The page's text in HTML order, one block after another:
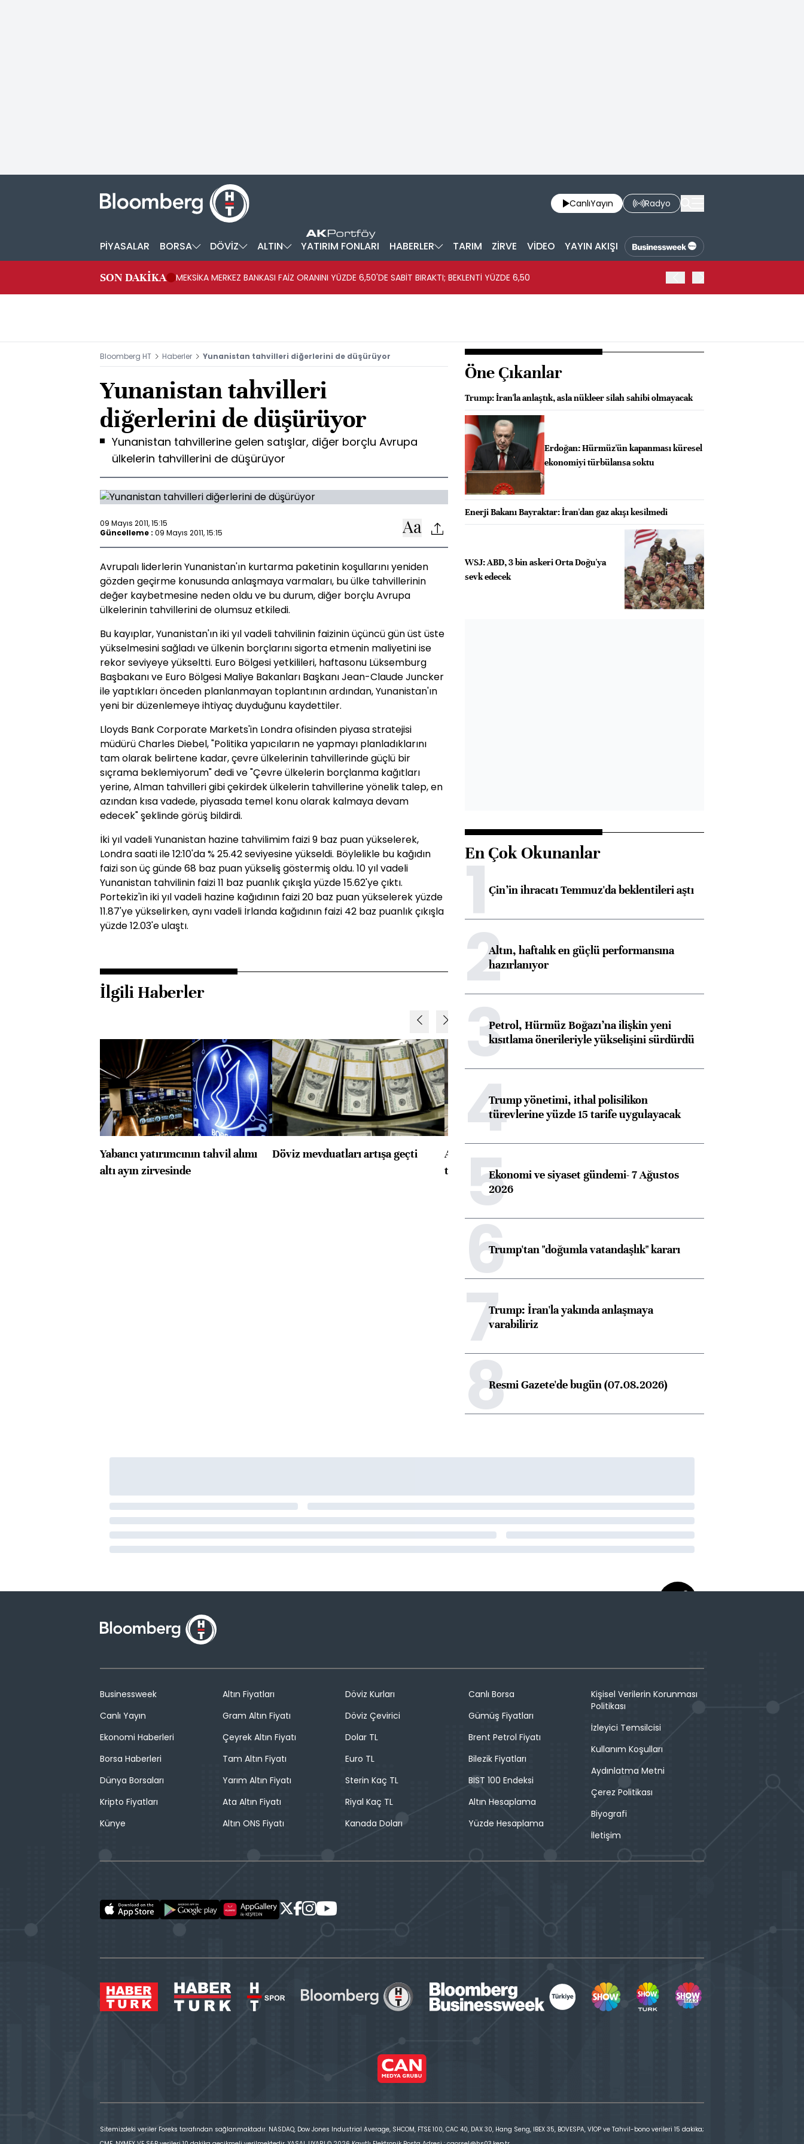
CanlıYayın Radyo
PİYASALAR BORSA DÖVİZ ALTIN YATIRIM FONLARI HABERLER TARIM ZİRVE VİDEO YAYIN AKIŞI
SON DAKİKA MEKSİKA MERKEZ BANKASI FAİZ ORANINI YÜZDE 6,50'DE SABİT BIRAKTI; BEKLENTİ YÜZDE 6,50
Bloomberg HT Haberler Yunanistan tahvilleri diğerlerini de düşürüyor
Yunanistan tahvilleri
diğerlerini de düşürüyor
Yunanistan tahvillerine gelen satışlar, diğer borçlu Avrupa
ülkelerin tahvillerini de düşürüyor
09 Mayıs 2011, 15:15
Güncelleme : 09 Mayıs 2011, 15:15
Avrupalı liderlerin Yunanistan'ın kurtarma paketinin koşullarını yeniden
gözden geçirme konusunda anlaşmaya varmaları, bu ülke tahvillerinin
değer kaybetmesine neden oldu ve bu durum, diğer borçlu Avrupa
ülkelerinin tahvillerini de olumsuz etkiledi.
Bu kayıplar, Yunanistan'ın iki yıl vadeli tahvilinin faizinin üçüncü gün üst üste
yükselmesini sağladı ve ülkenin borçlarını sigorta etmenin maliyetini ise
rekor seviyeye yükseltti. Euro Bölgesi yetkilileri, haftasonu Lüksemburg
Başbakanı ve Euro Bölgesi Maliye Bakanları Başkanı Jean-Claude Juncker
ile yaptıkları önceden planlanmayan toplantının ardından, Yunanistan'ın
yeni bir düzenlemeye ihtiyaç duyduğunu kaydettiler.
Lloyds Bank Corporate Markets'in Londra ofisinden piyasa stratejisi
müdürü Charles Diebel, "Politika yapıcıların ne yapmayı planladıklarını
tam olarak belirtene kadar, çevre ülkelerinin tahvillerinde güçlü bir
sıçrama beklemiyorum" dedi ve "Çevre ülkelerin borçlanma kağıtları
yerine, Alman tahvilleri gibi çekirdek ülkelerin tahvillerine yönelik talep, en
azından kısa vadede, piyasada temel konu olarak kalmaya devam
edecek" şeklinde görüş bildirdi.
İki yıl vadeli Yunanistan hazine tahvilimim faizi 9 baz puan yükselerek,
Londra saati ile 12:10'da % 25.42 seviyesine yükseldi. Böylelikle bu kağıdın
faizi son üç günde 68 baz puan yükseliş göstermiş oldu. 10 yıl vadeli
Yunanistan tahvilinin faizi 11 baz puanlık çıkışla yüzde 15.62'ye çıktı.
Portekiz'in iki yıl vadeli hazine kağıdının faizi 20 baz puan yükselerek yüzde
11.87'ye yükselirken, aynı vadeli İrlanda kağıdının faizi 42 baz puanlık çıkışla
yüzde 12.03'e ulaştı.
İlgili Haberler
Yabancı yatırımcının tahvil alımı
altı ayın zirvesinde
Döviz mevduatları artışa geçti
ABD'de konut başlangıçları
toparlandı
konusunda Unicredit ile
Öne Çıkanlar
Trump: İran'la anlaştık, asla nükleer silah sahibi olmayacak
Erdoğan: Hürmüz'ün kapanması küresel
ekonomiyi türbülansa soktu
Enerji Bakanı Bayraktar: İran'dan gaz akışı kesilmedi
WSJ: ABD, 3 bin askeri Orta Doğu'ya
sevk edecek
En Çok Okunanlar
1Çin’in ihracatı Temmuz'da beklentileri aştı
2Altın, haftalık en güçlü performansına
hazırlanıyor
3Petrol, Hürmüz Boğazı’na ilişkin yeni
kısıtlama önerileriyle yükselişini sürdürdü
4Trump yönetimi, ithal polisilikon
türevlerine yüzde 15 tarife uygulayacak
5Ekonomi ve siyaset gündemi- 7 Ağustos
2026
6Trump'tan "doğumla vatandaşlık" kararı
7Trump: İran'la yakında anlaşmaya
varabiliriz
8Resmi Gazete'de bugün (07.08.2026)
Businessweek
Canlı Yayın
Ekonomi Haberleri
Borsa Haberleri
Dünya Borsaları
Kripto Fiyatları
Künye
Altın Fiyatları
Gram Altın Fiyatı
Çeyrek Altın Fiyatı
Tam Altın Fiyatı
Yarım Altın Fiyatı
Ata Altın Fiyatı
Altın ONS Fiyatı
Döviz Kurları
Döviz Çevirici
Dolar TL
Euro TL
Sterin Kaç TL
Riyal Kaç TL
Kanada Doları
Canlı Borsa
Gümüş Fiyatları
Brent Petrol Fiyatı
Bilezik Fiyatları
BIST 100 Endeksi
Altın Hesaplama
Yüzde Hesaplama
Kişisel Verilerin Korunması
Politikası
İzleyici Temsilcisi
Kullanım Koşulları
Aydınlatma Metni
Çerez Politikası
Biyografi
İletişim
Sitemizdeki veriler Foreks tarafından sağlanmaktadır. NASDAQ, Dow Jones Industrial Average, SHCOM, FTSE 100, CAC 40, DAX 30, Hang Seng, IBEX 35, BOVESPA, VİOP ve Tahvil-bono verileri 15 dakika;